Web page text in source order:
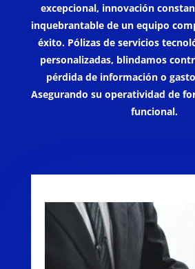
excepcional, innovación
inquebrantable de un equipo
éxito. Pólizas de servicios
personalizadas, blindamos
pérdida de información o
Asegurando su operatividad de
funcional.